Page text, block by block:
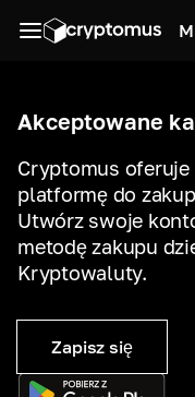
Akceptowane
Cryptomus
platformę do
Utwórz swoje
metodę zakupu
Kryptowaluty.
Zapisz się